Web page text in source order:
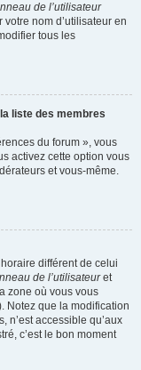
de l’utilisateur
nom d’utilisateur en
tous les
liste des membres
du forum », vous
activez cette option vous
et vous-même.
différent de celui
de l’utilisateuret
zone où vous vous
Notez que la modification
n’est accessible qu’aux
c’est le bon moment